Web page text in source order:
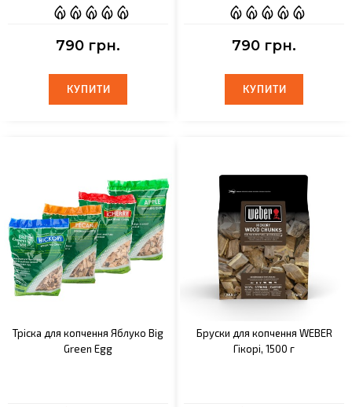
790 грн.
КУПИТИ
КУПИТИ
790 грн.
КУПИТИ
КУПИТИ
Тріска для копчення Яблуко Big
Green Egg
Бруски для копчення WEBER
Гікорі, 1500 г